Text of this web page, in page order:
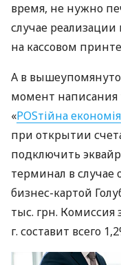
время, не нужно
случае
на кассовом
А в
момент написания
«POSтійна економія
при открытии
подключить
терминал в случае
бизнес-картой
тыс. грн. Комиссия
г. составит всего